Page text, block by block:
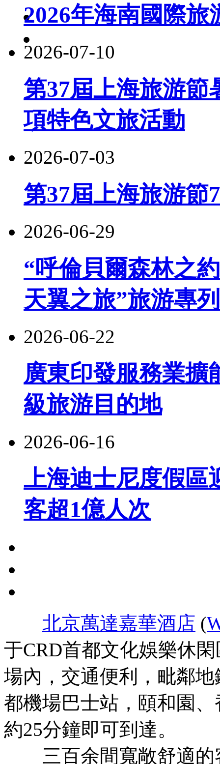
2026年海南國際旅
2026-07-10
第37屆上海旅游節
項特色文旅活動
2026-07-03
第37屆上海旅游節
2026-06-29
“呼倫貝爾森林之
天翼之旅”旅游專
2026-06-22
廣東印發服務業擴
級旅游目的地
2026-06-16
上海迪士尼度假區
客超1億人次
北京萬達嘉華酒店 (
于CRD首都文化娛樂休
場內，交通便利，毗鄰
都機場巴士站，頤和園
約25分鐘即可到達。
三百余間寬敞舒適的